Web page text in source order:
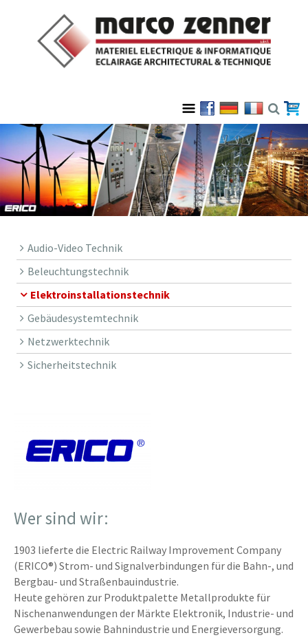
Audio-Video Technik
Beleuchtungstechnik
Elektroinstallationstechnik
Gebäudesystemtechnik
Netzwerktechnik
Sicherheitstechnik
Wer sind wir:
1903 lieferte die Electric Railway Improvement Company
(ERICO®) Strom- und Signalverbindungen für die Bahn-, und
Bergbau- und Straßenbauindustrie.
Heute gehören zur Produktpalette Metallprodukte für
Nischenanwendungen der Märkte Elektronik, Industrie- und
Gewerbebau sowie Bahnindustrie und Energieversorgung.